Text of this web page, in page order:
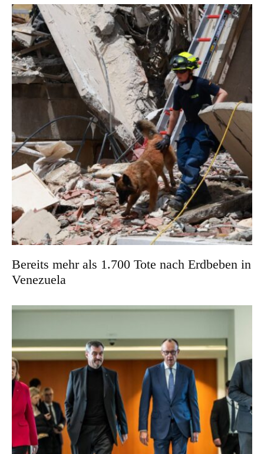
Bereits mehr als 1.700 Tote nach Erdbeben in
Venezuela